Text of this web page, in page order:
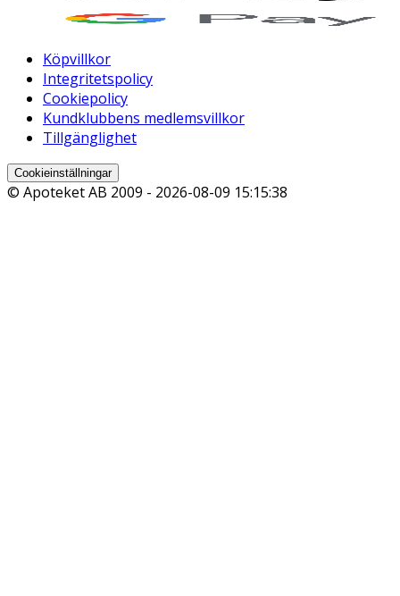
Köpvillkor
Integritetspolicy
Cookiepolicy
Kundklubbens medlemsvillkor
Tillgänglighet
Cookieinställningar
© Apoteket AB 2009 - 2026-08-09 15:15:38